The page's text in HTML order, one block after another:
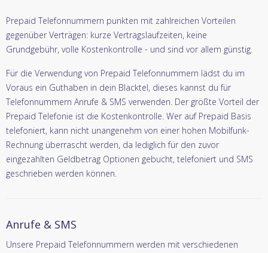
Prepaid Telefonnummern punkten mit zahlreichen Vorteilen
gegenüber Verträgen: kurze Vertragslaufzeiten, keine
Grundgebühr, volle Kostenkontrolle - und sind vor allem günstig.
Für die Verwendung von Prepaid Telefonnummern lädst du im
Voraus ein Guthaben in dein Blacktel, dieses kannst du für
Telefonnummern Anrufe & SMS verwenden. Der größte Vorteil der
Prepaid Telefonie ist die Kostenkontrolle. Wer auf Prepaid Basis
telefoniert, kann nicht unangenehm von einer hohen Mobilfunk-
Rechnung überrascht werden, da lediglich für den zuvor
eingezahlten Geldbetrag Optionen gebucht, telefoniert und SMS
geschrieben werden können.
Anrufe & SMS
Unsere Prepaid Telefonnummern werden mit verschiedenen